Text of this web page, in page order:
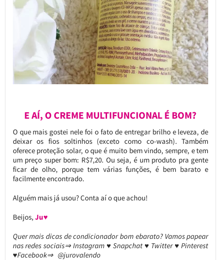
E AÍ, O CREME MULTIFUNCIONAL É BOM?
O que mais gostei nele foi o fato de entregar brilho e leveza, de
deixar os fios soltinhos (exceto como co-wash). Também
oferece proteção solar, o que é muito bem vindo, sempre, e tem
um preço super bom: R$7,20. Ou seja, é um produto pra gente
ficar de olho, porque tem várias funções, é bem barato e
facilmente encontrado.
Alguém mais já usou? Conta aí o que achou!
Beijos, Ju♥
Quer mais dicas de condicionador bom ebarato? Vamos papear
nas redes sociais⇒ Instagram ♥ Snapchat ♥ Twitter ♥ Pinterest
♥Facebook⇒ @jurovalendo